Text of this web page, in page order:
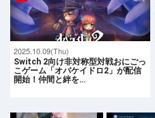
2025.10.09(Thu)
Switch 2向け非対称型対戦おにごっ
こゲーム「オバケイドロ2」が配信
開始！仲間と絆を…